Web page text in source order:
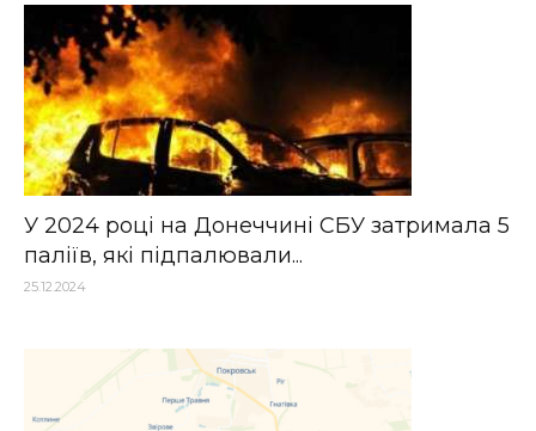
У 2024 році на Донеччині СБУ затримала 5
паліїв, які підпалювали...
25.12.2024